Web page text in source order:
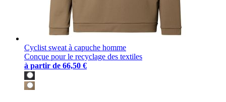
Cyclist sweat à capuche homme
Conçue pour le recyclage des textiles
à partir de 66,50 €